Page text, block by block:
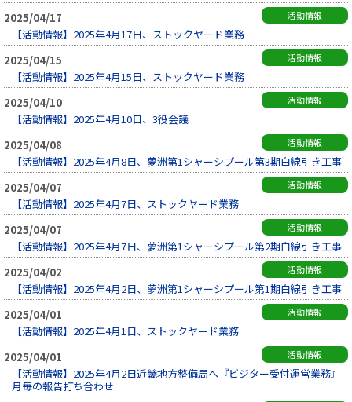
2025/04/17
活動情報
【活動情報】2025年4月17日、ストックヤード業務
2025/04/15
活動情報
【活動情報】2025年4月15日、ストックヤード業務
2025/04/10
活動情報
【活動情報】2025年4月10日、3役会議
2025/04/08
活動情報
【活動情報】2025年4月8日、夢洲第1シャーシプール第3期白線引き工事
2025/04/07
活動情報
【活動情報】2025年4月7日、ストックヤード業務
2025/04/07
活動情報
【活動情報】2025年4月7日、夢洲第1シャーシプール第2期白線引き工事
2025/04/02
活動情報
【活動情報】2025年4月2日、夢洲第1シャーシプール第1期白線引き工事
2025/04/01
活動情報
【活動情報】2025年4月1日、ストックヤード業務
2025/04/01
活動情報
【活動情報】2025年4月2日近畿地方整備局へ『ビジター受付運営業務』
月毎の報告打ち合わせ